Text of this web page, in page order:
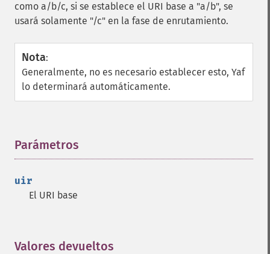
como a/b/c, si se establece el URI base a "a/b", se
usará solamente "/c" en la fase de enrutamiento.
Nota:
Generalmente, no es necesario establecer esto, Yaf
lo determinará automáticamente.
Parámetros
uir
El URI base
Valores devueltos